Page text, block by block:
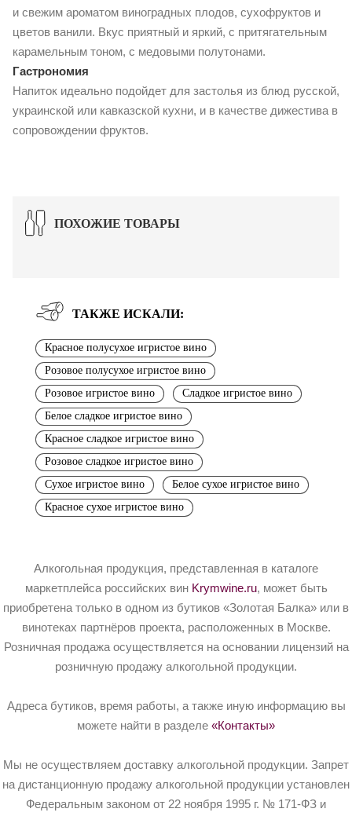
и свежим ароматом виноградных плодов, сухофруктов и
цветов ванили. Вкус приятный и яркий, с притягательным
карамельным тоном, с медовыми полутонами.
Гастрономия
Напиток идеально подойдет для застолья из блюд русской,
украинской или кавказской кухни, и в качестве дижестива в
сопровождении фруктов.
ПОХОЖИЕ ТОВАРЫ
ТАКЖЕ ИСКАЛИ:
Красное полусухое игристое вино
Розовое полусухое игристое вино
Розовое игристое вино
Сладкое игристое вино
Белое сладкое игристое вино
Красное сладкое игристое вино
Розовое сладкое игристое вино
Сухое игристое вино
Белое сухое игристое вино
Красное сухое игристое вино
Алкогольная продукция, представленная в каталоге
маркетплейса российских вин Krymwine.ru, может быть
приобретена только в одном из бутиков «Золотая Балка» или в
винотеках партнёров проекта, расположенных в Москве.
Розничная продажа осуществляется на основании лицензий на
розничную продажу алкогольной продукции.
Адреса бутиков, время работы, а также иную информацию вы
можете найти в разделе «Контакты»
Мы не осуществляем доставку алкогольной продукции. Запрет
на дистанционную продажу алкогольной продукции установлен
Федеральным законом от 22 ноября 1995 г. № 171-ФЗ и